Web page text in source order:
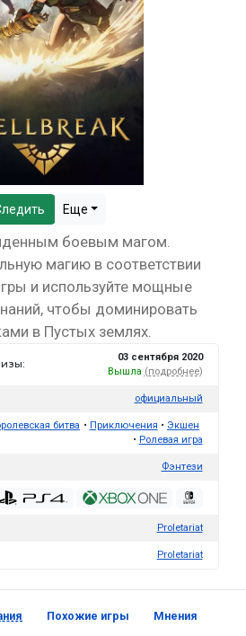
Еще
боевым магом.
магию в соответствии
и используйте мощные
чтобы доминировать
в Пустых землях.
03 сентября 2020
Вышла (подробнее)
официальный
битва Приключения
Экшен
Ролевая игра
Фэнтези
Proletariat
Proletariat
Похожие игры Мнения